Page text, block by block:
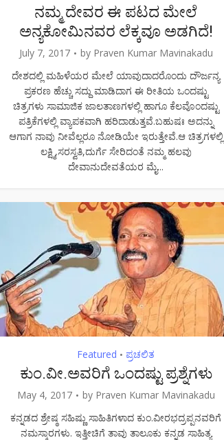
ನಮ್ಮ ದೇವರ ಈ ಪಟದ ಮೇಲೆ
ಅನ್ಯಕೋಮಿನವರ ಲೆಕ್ಕವೂ ಅಡಗಿದೆ!
July 7, 2017 by Praven Kumar Mavinakadu
ದೇಶದಲ್ಲಿ ಮಹಿಳೆಯರ ಮೇಲೆ ಯಾವುದಾದರೊಂದು ದೌರ್ಜನ್ಯ
ಪ್ರಕರಣ ಹೆಚ್ಚು ಸದ್ದು ಮಾಡಿದಾಗ ಈ ರೀತಿಯ ಒಂದಷ್ಟು
ಚಿತ್ರಗಳು ಸಾಮಾಜಿಕ ಜಾಲತಾಣಗಳಲ್ಲಿ ಹಾಗೂ ಕೆಲವೊಂದಷ್ಟು
ಪತ್ರಿಕೆಗಳಲ್ಲಿ ವ್ಯಾಪಕವಾಗಿ ಹರಿದಾಡುತ್ತವೆ.ಬಹುಷಃ ಅದನ್ನು
ಆಗಾಗ ನಾವು ನೀವೆಲ್ಲರೂ ನೋಡಿಯೇ ಇರುತ್ತೇವೆ.ಆ ಚಿತ್ರಗಳಲ್ಲಿ
ಲಕ್ಷ್ಮಿ,ಸರಸ್ವತಿ,ದುರ್ಗೆ ಸೇರಿದಂತೆ ನಮ್ಮ ಹಲವು
ದೇವಾನುದೇವತೆಯರ ಮೈ...
Featured • ಪ್ರಚಲಿತ
ಕುಂ.ವೀ.ಅವರಿಗೆ ಒಂದಷ್ಟು ಪ್ರಶ್ನೆಗಳು
May 4, 2017 by Praven Kumar Mavinakadu
ಕನ್ನಡದ ಶ್ರೇಷ್ಠ ಸಹಿಷ್ಣು ಸಾಹಿತಿಗಳಾದ ಕುಂ.ವೀರಭದ್ರಪ್ಪನವರಿಗೆ
ನಮಸ್ಕಾರಗಳು. ಇತ್ತೀಚಿಗೆ ತಾವು ತಾಲೂಕು ಕನ್ನಡ ಸಾಹಿತ್ಯ